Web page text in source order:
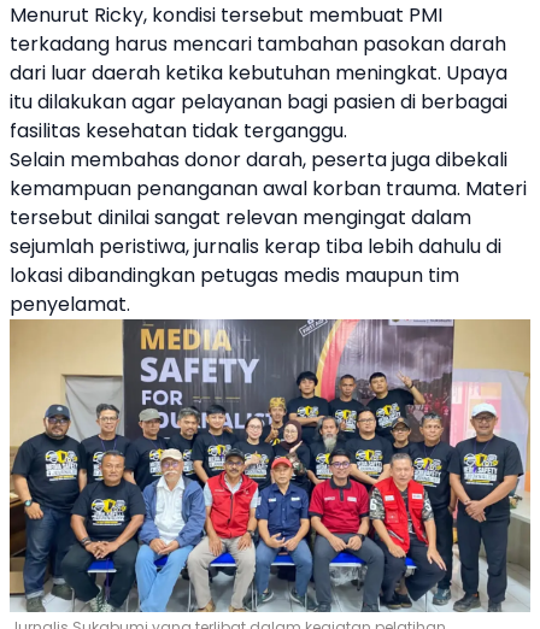
Menurut Ricky, kondisi tersebut membuat PMI
terkadang harus mencari tambahan pasokan darah
dari luar daerah ketika kebutuhan meningkat. Upaya
itu dilakukan agar pelayanan bagi pasien di berbagai
fasilitas kesehatan tidak terganggu.
Selain membahas donor darah, peserta juga dibekali
kemampuan penanganan awal korban trauma. Materi
tersebut dinilai sangat relevan mengingat dalam
sejumlah peristiwa, jurnalis kerap tiba lebih dahulu di
lokasi dibandingkan petugas medis maupun tim
penyelamat.